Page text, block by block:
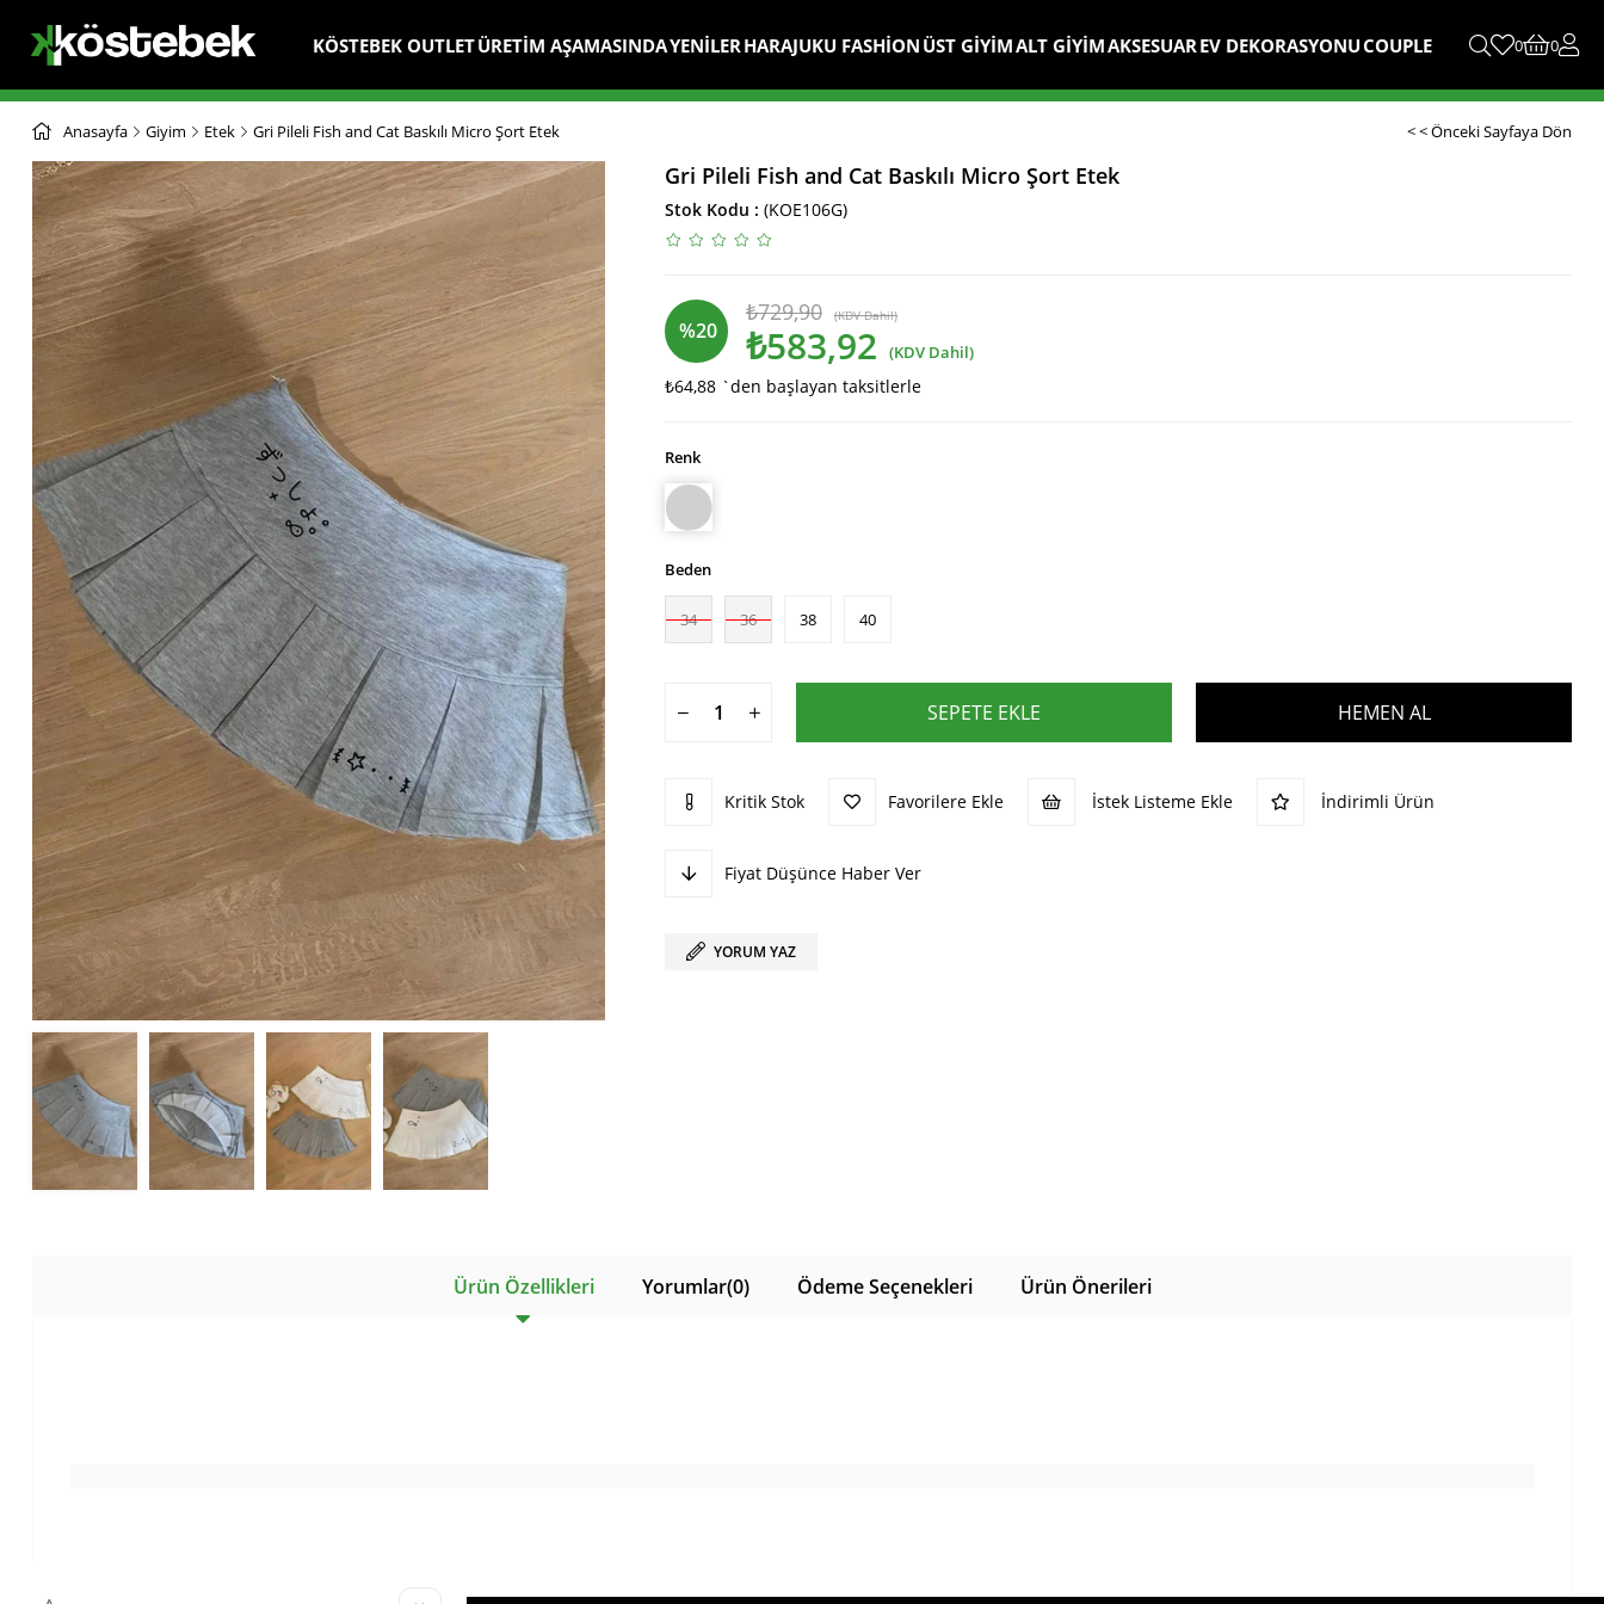
KÖSTEBEK OUTLETÜRETİM AŞAMASINDAYENİLER HARAJUKU FASHİON ÜST GİYİMALT GİYİMAKSESUAR EV DEKORASYONUCOUPLE 0 0
Anasayfa Giyim Etek Gri Pileli Fish and Cat Baskılı Micro Şort Etek < < Önceki Sayfaya Dön
Gri Pileli Fish and Cat Baskılı Micro Şort Etek
Stok Kodu (KOE106G)
%20
İndirim
₺729,90 (KDV Dahil)
₺583,92 (KDV Dahil)
₺64,88 `den başlayan taksitlerle
Renk
Beden
34 36 38 40
Kritik Stok Favorilere Ekle İstek Listeme Ekle İndirimli Ürün
Fiyat Düşünce Haber Ver
YORUM YAZ
Ürün Özellikleri Yorumlar(0) Ödeme Seçenekleri Ürün Önerileri